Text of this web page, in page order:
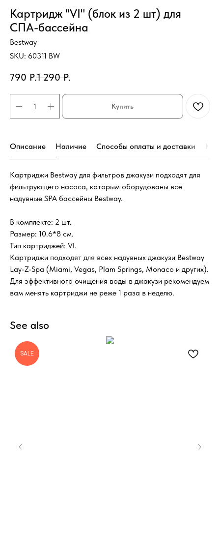
Картридж "VI" (блок из 2 шт) для
СПА-бассейна
Bestway
SKU: 60311 BW
790 Р.1 290 Р.
Купить
Описание Наличие Способы оплаты и доставки
Картриджи Bestway для фильтров джакузи подходят для
фильтрующего насоса, которым оборудованы все
надувные SPA бассейны Bestway.
В комплекте: 2 шт.
Размер: 10.6*8 см.
Тип картриджей: VI.
Картриджи подходят для всех надувных джакузи Bestway
Lay-Z-Spa (Miami, Vegas, Plam Springs, Monaco и других).
Для эффективного очищения воды в джакузи рекомендуем
вам менять картриджи не реже 1 раза в неделю.
See also
SALE